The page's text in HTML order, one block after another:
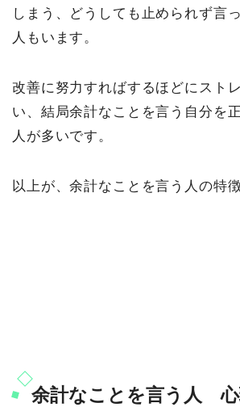
しまう、どうしても止められず言
人もいます。
改善に努力すればするほどにスト
い、結局余計なことを言う自分を
人が多いです。
以上が、余計なことを言う人の特徴
余計なことを言う人